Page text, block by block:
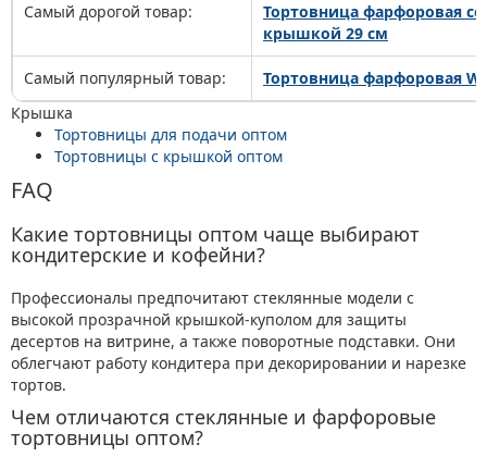
Самый дорогой товар:
Тортовница фарфоровая
крышкой 29 см
Самый популярный товар:
Тортовница фарфоровая
Крышка
Тортовницы для подачи оптом
Тортовницы с крышкой оптом
FAQ
Какие тортовницы оптом чаще выбирают
кондитерские и кофейни?
Профессионалы предпочитают стеклянные модели с
высокой прозрачной крышкой-куполом для защиты
десертов на витрине, а также поворотные подставки. Они
облегчают работу кондитера при декорировании и нарезке
тортов.
Чем отличаются стеклянные и фарфоровые
тортовницы оптом?